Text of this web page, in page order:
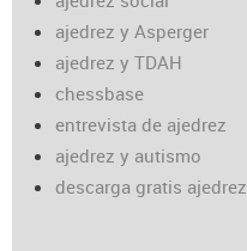
ajedrez y Asperger
ajedrez y TDAH
chessbase
entrevista de ajedrez
ajedrez y autismo
descarga gratis ajedrez